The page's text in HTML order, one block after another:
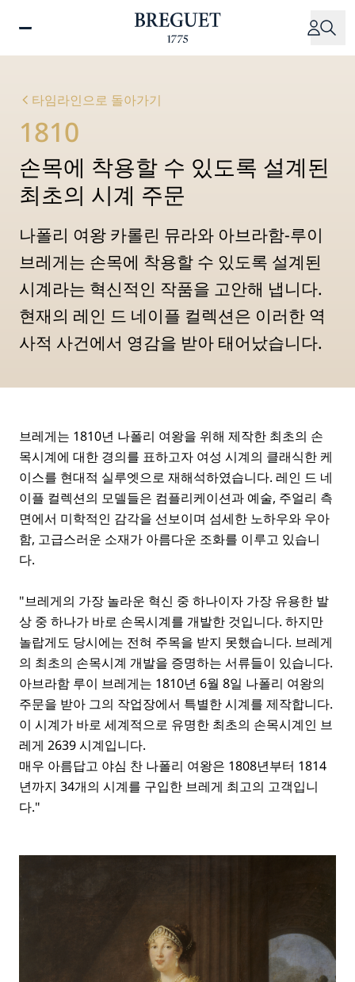
타임라인으로 돌아가기
1810
손목에 착용할 수 있도록 설계된
최초의 시계 주문
나폴리 여왕 카롤린 뮤라와 아브라함-루이
브레게는 손목에 착용할 수 있도록 설계된
시계라는 혁신적인 작품을 고안해 냅니다.
현재의 레인 드 네이플 컬렉션은 이러한 역
사적 사건에서 영감을 받아 태어났습니다.
브레게는 1810년 나폴리 여왕을 위해 제작한 최초의 손
목시계에 대한 경의를 표하고자 여성 시계의 클래식한 케
이스를 현대적 실루엣으로 재해석하였습니다. 레인 드 네
이플 컬렉션의 모델들은 컴플리케이션과 예술, 주얼리 측
면에서 미학적인 감각을 선보이며 섬세한 노하우와 우아
함, 고급스러운 소재가 아름다운 조화를 이루고 있습니
다.
"브레게의 가장 놀라운 혁신 중 하나이자 가장 유용한 발
상 중 하나가 바로 손목시계를 개발한 것입니다. 하지만
놀랍게도 당시에는 전혀 주목을 받지 못했습니다. 브레게
의 최초의 손목시계 개발을 증명하는 서류들이 있습니다.
아브라함 루이 브레게는 1810년 6월 8일 나폴리 여왕의
주문을 받아 그의 작업장에서 특별한 시계를 제작합니다.
이 시계가 바로 세계적으로 유명한 최초의 손목시계인 브
레게 2639 시계입니다.
매우 아름답고 야심 찬 나폴리 여왕은 1808년부터 1814
년까지 34개의 시계를 구입한 브레게 최고의 고객입니
다."